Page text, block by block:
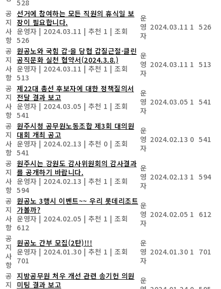
528
공
지
사
항
선거에 참여하는 모든 직원의 휴식일 보
장이 필요합니다.
운영자 | 2024.03.11 | 추천 1 | 조회
526
운
영
자
2024.03.11 1 526
공
지
사
항
원공노와 국힘 갑·을 당협 갑질근절·클린
공직문화 실천 협약서(2024.3.8.)
운영자 | 2024.03.11 | 추천 1 | 조회
513
운
영
자
2024.03.11 1 513
공
지
사
항
제22대 총선 후보자에 대한 정책질의서
전달 결과 보고
운영자 | 2024.03.05 | 추천 1 | 조회
541
운
영
자
2024.03.05 1 541
공
지
사
항
원주시청 공무원노동조합 제3회 대의원
대회 개최 공고
운영자 | 2024.02.13 | 추천 0 | 조회
541
운
영
자
2024.02.13 0 541
공
지
사
항
원주시는 강원도 감사위원회의 감사결과
를 공개하기 바랍니다.
운영자 | 2024.02.13 | 추천 1 | 조회
594
운
영
자
2024.02.13 1 594
공
지
사
항
원공노 3행시 이벤트~~ 우리 롯데리조트
가볼까?
운영자 | 2024.02.05 | 추천 1 | 조회
612
운
영
자
2024.02.05 1 612
공
지
사
항
원공노 간부 모집(2탄)!!!
운영자 | 2024.01.30 | 추천 1 | 조회
701
운
영
자
2024.01.30 1 701
공
지
지방공무원 처우 개선 관련 송기헌 의원
미팅 결과 보고
운